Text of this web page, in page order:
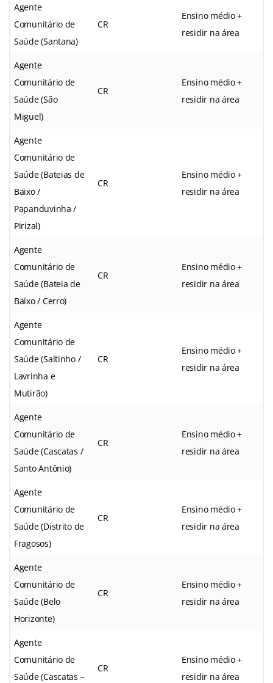
Agente
Comunitário de
Saúde (Santana)
CR
Ensino médio +
residir na área
Agente
Comunitário de
Saúde (São
Miguel)
CR
Ensino médio +
residir na área
Agente
Comunitário de
Saúde (Bateias de
Baixo /
Papanduvinha /
Pirizal)
CR
Ensino médio +
residir na área
Agente
Comunitário de
Saúde (Bateia de
Baixo / Cerro)
CR
Ensino médio +
residir na área
Agente
Comunitário de
Saúde (Saltinho /
Lavrinha e
Mutirão)
CR
Ensino médio +
residir na área
Agente
Comunitário de
Saúde (Cascatas /
Santo Antônio)
CR
Ensino médio +
residir na área
Agente
Comunitário de
Saúde (Distrito de
Fragosos)
CR
Ensino médio +
residir na área
Agente
Comunitário de
Saúde (Belo
Horizonte)
CR
Ensino médio +
residir na área
Agente
Comunitário de
Saúde (Cascatas –
CR
Ensino médio +
residir na área